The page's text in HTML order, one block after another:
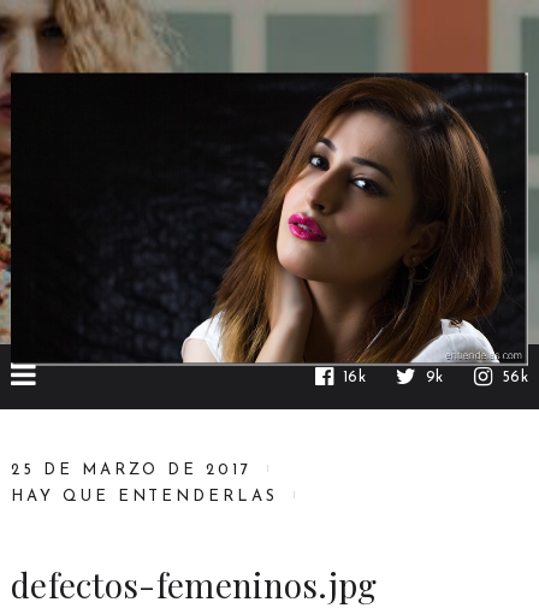
16k 9k 56k
25 DE MARZO DE 2017
HAY QUE ENTENDERLAS
defectos-femeninos.jpg